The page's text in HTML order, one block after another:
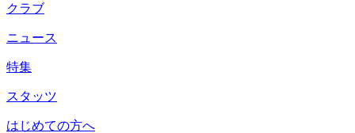
クラブ
ニュース
特集
スタッツ
はじめての方へ